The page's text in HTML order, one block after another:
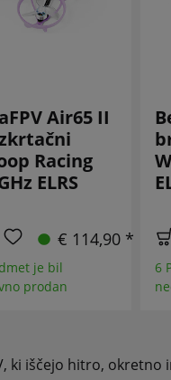
Air65 II
Racing
ELRS
€ 114,90 *
je bil
prodan
6
ki iščejo hitro, okretno